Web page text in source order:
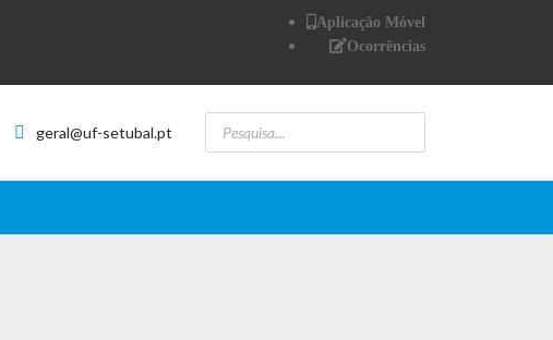
Aplicação Móvel
Ocorrências
geral@uf-setubal.pt